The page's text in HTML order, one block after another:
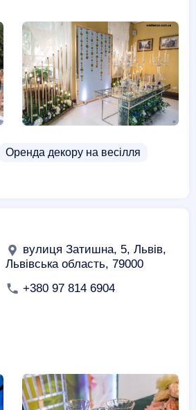
Оренда декору на весілля
вулиця Затишна, 5, Львів,
Львівська область, 79000
+380 97 814 6904